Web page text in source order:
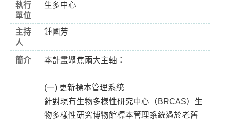
執行
單位
生多中心
主持
人
鍾國芳
簡介 本計畫聚焦兩大主軸：
(一) 更新標本管理系統
針對現有生物多樣性研究中心（BRCAS）生
物多樣性研究博物館標本管理系統過於老舊